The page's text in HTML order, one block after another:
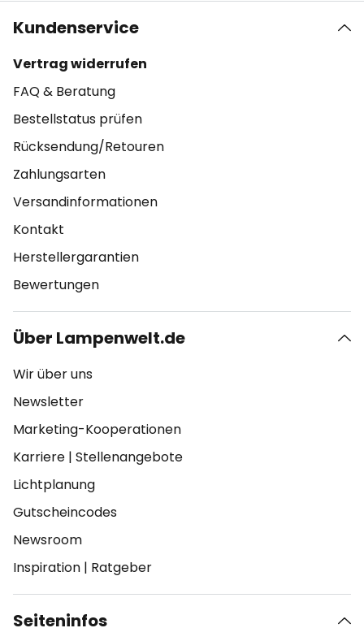
Kundenservice
Vertrag widerrufen
FAQ & Beratung
Bestellstatus prüfen
Rücksendung/Retouren
Zahlungsarten
Versandinformationen
Kontakt
Herstellergarantien
Bewertungen
Über Lampenwelt.de
Wir über uns
Newsletter
Marketing-Kooperationen
Karriere | Stellenangebote
Lichtplanung
Gutscheincodes
Newsroom
Inspiration | Ratgeber
Seiteninfos